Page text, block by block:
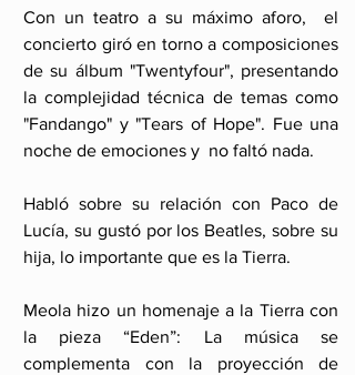
Con un teatro a su máximo aforo,  el
concierto giró en torno a composiciones
de su álbum "Twentyfour", presentando
la complejidad técnica de temas como
"Fandango" y "Tears of Hope". Fue una
noche de emociones y  no faltó nada.
Habló sobre su relación con Paco de
Lucía, su gustó por los Beatles, sobre su
hija, lo importante que es la Tierra.
Meola hizo un homenaje a la Tierra con
la pieza “Eden”: La música se
complementa con la proyección de